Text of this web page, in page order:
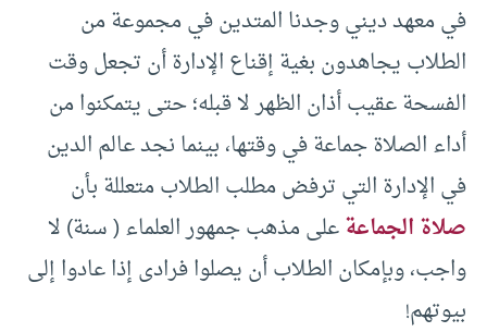
في معهد ديني وجدنا المتدين في مجموعة من
الطلاب يجاهدون بغية إقناع الإدارة أن تجعل وقت
الفسحة عقيب أذان الظهر لا قبله؛ حتى يتمكنوا من
أداء الصلاة جماعة في وقتها، بينما نجد عالم الدين
في الإدارة التي ترفض مطلب الطلاب متعللة بأن
صلاة الجماعةعلى مذهب جمهور العلماء ( سنة) لا
واجب، وبإمكان الطلاب أن يصلوا فرادى إذا عادوا إلى
بيوتهم!